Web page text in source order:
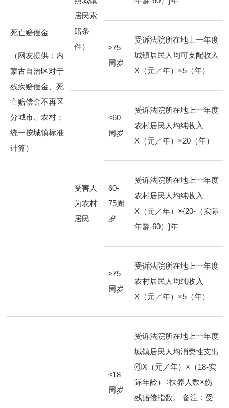
死亡赔偿金
（网友提供：内
蒙古自治区对于
残疾赔偿金、死
亡赔偿金不再区
分城市、农村；
统一按城镇标准
计算）
居民索
赔条
件）
≥75
周岁
受诉法院所在地上一年度
城镇居民人均可支配收入
X（元／年）×5（年）
受害人
为农村
居民
≤60
周岁
受诉法院所在地上一年度
农村居民人均纯收入
X（元／年）×20（年）
60-
75周
岁
受诉法院所在地上一年度
农村居民人均纯收入
X（元／年）×{20-（实际
年龄-60）}年
≥75
周岁
受诉法院所在地上一年度
农村居民人均纯收入
X（元／年）×5（年）
≤18
周岁
受诉法院所在地上一年度
城镇居民人均消费性支出
④X（元／年）×（18-实
际年龄）÷扶养人数×伤
残赔偿指数。 备注：受